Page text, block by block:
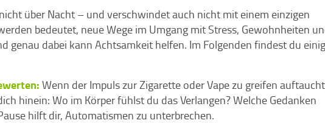
über Nacht – und verschwindet auch nicht mit einem einzigen
bedeutet, neue Wege im Umgang mit Stress, Gewohnheiten
genau dabei kann Achtsamkeit helfen. Im Folgenden findest du
Wenn der Impuls zur Zigarette oder Vape zu greifen
hinein: Wo im Körper fühlst du das Verlangen? Welche Gedanken
hilft dir, Automatismen zu unterbrechen.